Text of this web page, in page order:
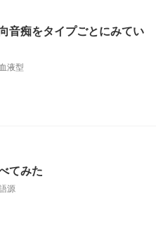
音痴をタイプごとにみてい
血液型
てみた
源